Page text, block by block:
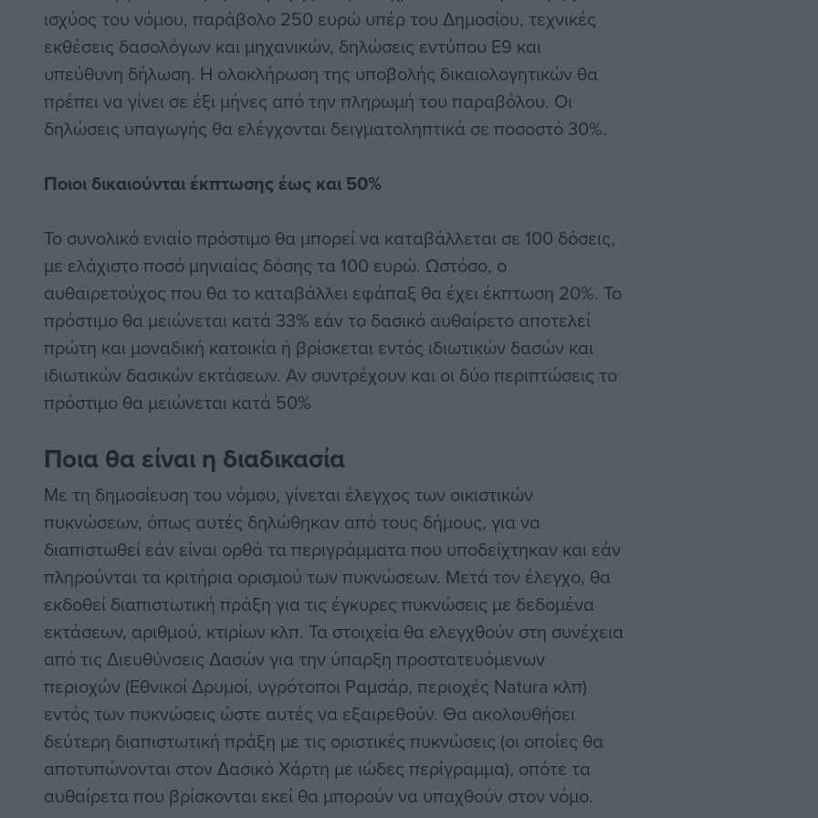
ισχύος του νόμου, παράβολο 250 ευρώ υπέρ του Δημοσίου, τεχνικές
εκθέσεις δασολόγων και μηχανικών, δηλώσεις εντύπου Ε9 και
υπεύθυνη δήλωση. Η ολοκλήρωση της υποβολής δικαιολογητικών θα
πρέπει να γίνει σε έξι μήνες από την πληρωμή του παραβόλου. Οι
δηλώσεις υπαγωγής θα ελέγχονται δειγματοληπτικά σε ποσοστό 30%.
Ποιοι δικαιούνται έκπτωσης έως και 50%
Το συνολικό ενιαίο πρόστιμο θα μπορεί να καταβάλλεται σε 100 δόσεις,
με ελάχιστο ποσό μηνιαίας δόσης τα 100 ευρώ. Ωστόσο, ο
αυθαιρετούχος που θα το καταβάλλει εφάπαξ θα έχει έκπτωση 20%. Το
πρόστιμο θα μειώνεται κατά 33% εάν το δασικό αυθαίρετο αποτελεί
πρώτη και μοναδική κατοικία ή βρίσκεται εντός ιδιωτικών δασών και
ιδιωτικών δασικών εκτάσεων. Αν συντρέχουν και οι δύο περιπτώσεις το
πρόστιμο θα μειώνεται κατά 50%
Ποια θα είναι η διαδικασία
Με τη δημοσίευση του νόμου, γίνεται έλεγχος των οικιστικών
πυκνώσεων, όπως αυτές δηλώθηκαν από τους δήμους, για να
διαπιστωθεί εάν είναι ορθά τα περιγράμματα που υποδείχτηκαν και εάν
πληρούνται τα κριτήρια ορισμού των πυκνώσεων. Μετά τον έλεγχο, θα
εκδοθεί διαπιστωτική πράξη για τις έγκυρες πυκνώσεις με δεδομένα
εκτάσεων, αριθμού, κτιρίων κλπ. Τα στοιχεία θα ελεγχθούν στη συνέχεια
από τις Διευθύνσεις Δασών για την ύπαρξη προστατευόμενων
περιοχών (Εθνικοί Δρυμοί, υγρότοποι Ραμσάρ, περιοχές Natura κλπ)
εντός των πυκνώσεις ώστε αυτές να εξαιρεθούν. Θα ακολουθήσει
δεύτερη διαπιστωτική πράξη με τις οριστικές πυκνώσεις (οι οποίες θα
αποτυπώνονται στον Δασικό Χάρτη με ιώδες περίγραμμα), οπότε τα
αυθαίρετα που βρίσκονται εκεί θα μπορούν να υπαχθούν στον νόμο.